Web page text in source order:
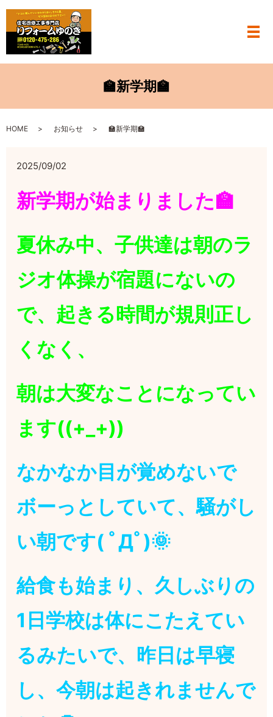
メ
🏫新学期🏫
HOME お知らせ 🏫新学期🏫
2025/09/02
新学期が始まりました🏫
夏休み中、子供達は朝のラ
ジオ体操が宿題にないの
で、起きる時間が規則正し
くなく、
朝は大変なことになってい
ます((+_+))
なかなか目が覚めないで
ボーっとしていて、騒がし
い朝です( ﾟДﾟ)🌞
給食も始まり、久しぶりの
1日学校は体にこたえてい
るみたいで、昨日は早寝
し、今朝は起きれませんで